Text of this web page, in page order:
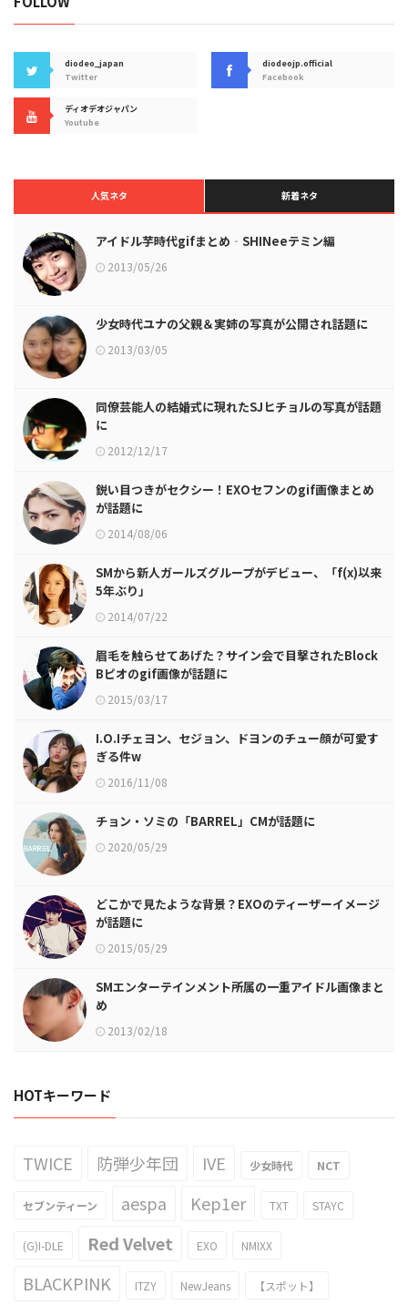
diodeo_japan
Twitter
diodeojp.official
Facebook
ディオデオジャパン
Youtube
人気ネタ 新着ネタ
アイドル芋時代gifまとめ‐SHINeeテミン編
2013/05/26
少女時代ユナの父親＆実姉の写真が公開され話題に
2013/03/05
同僚芸能人の結婚式に現れたSJヒチョルの写真が話題
に
2012/12/17
鋭い目つきがセクシー！EXOセフンのgif画像まとめ
が話題に
2014/08/06
SMから新人ガールズグループがデビュー、「f(x)以来
5年ぶり」
2014/07/22
眉毛を触らせてあげた？サイン会で目撃されたBlock
Bピオのgif画像が話題に
2015/03/17
I.O.Iチェヨン、セジョン、ドヨンのチュー顔が可愛す
ぎる件w
2016/11/08
チョン・ソミの「BARREL」CMが話題に
2020/05/29
どこかで見たような背景？EXOのティーザーイメージ
が話題に
2015/05/29
SMエンターテインメント所属の一重アイドル画像まと
め
2013/02/18
HOTキーワード
TWICE 防弾少年団 IVE 少女時代 NCT
セブンティーン aespa Kep1er TXT STAYC
(G)I-DLE Red Velvet EXO NMIXX
BLACKPINK ITZY NewJeans 【スポット】